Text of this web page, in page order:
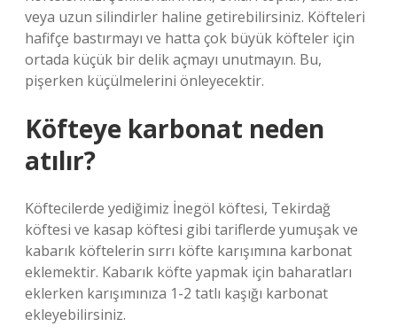
veya uzun silindirler haline getirebilirsiniz. Köfteleri
hafifçe bastırmayı ve hatta çok büyük köfteler için
ortada küçük bir delik açmayı unutmayın. Bu,
pişerken küçülmelerini önleyecektir.
Köfteye karbonat neden
atılır?
Köftecilerde yediğimiz İnegöl köftesi, Tekirdağ
köftesi ve kasap köftesi gibi tariflerde yumuşak ve
kabarık köftelerin sırrı köfte karışımına karbonat
eklemektir. Kabarık köfte yapmak için baharatları
eklerken karışımınıza 1-2 tatlı kaşığı karbonat
ekleyebilirsiniz.